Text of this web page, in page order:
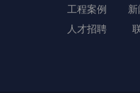
工程案例
人才招聘